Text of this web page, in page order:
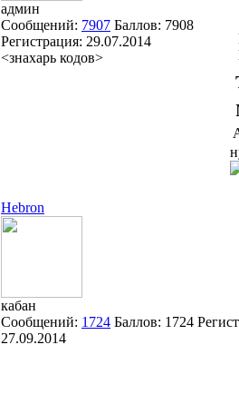
админ
Сообщений: 7907 Баллов: 7908
Регистрация: 29.07.2014
<знахарь кодов>
Hebron
кабан
Сообщений: 1724 Баллов: 1724
27.09.2014